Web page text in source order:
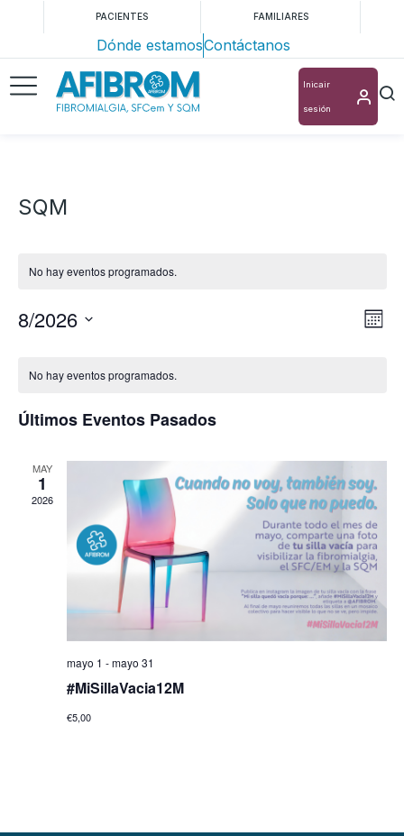
PACIENTES FAMILIARES
Dónde estamosContáctanos
Inicair
sesión
SQM
No hay eventos programados.
Mes
8/2026
Calendario
Eventos
No hay eventos programados.
Últimos Eventos Pasados
MAY
1
2026
mayo 1 -mayo 31
#MiSillaVacia12M
€5,00